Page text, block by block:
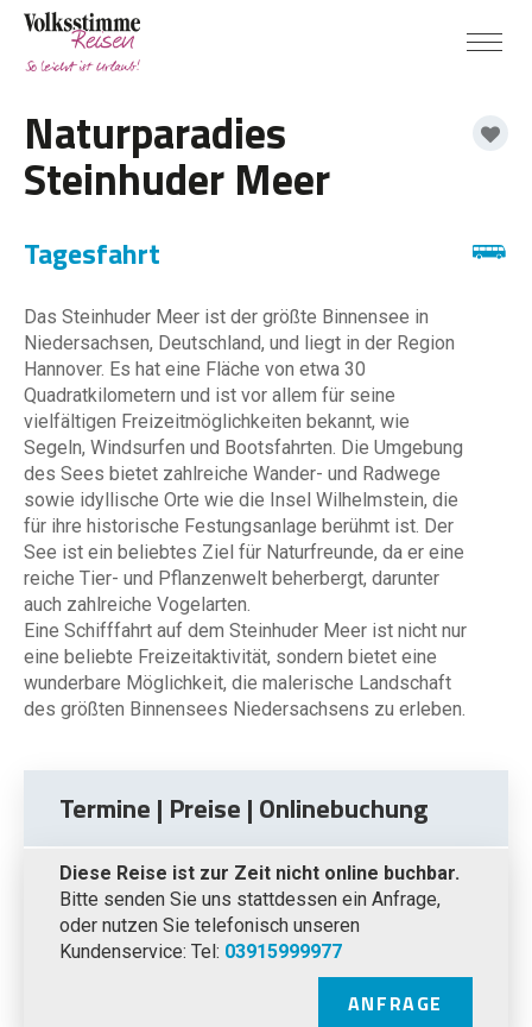
Naturparadies
Steinhuder Meer
Tagesfahrt
Das Steinhuder Meer ist der größte Binnensee in
Niedersachsen, Deutschland, und liegt in der Region
Hannover. Es hat eine Fläche von etwa 30
Quadratkilometern und ist vor allem für seine
vielfältigen Freizeitmöglichkeiten bekannt, wie
Segeln, Windsurfen und Bootsfahrten. Die Umgebung
des Sees bietet zahlreiche Wander- und Radwege
sowie idyllische Orte wie die Insel Wilhelmstein, die
für ihre historische Festungsanlage berühmt ist. Der
See ist ein beliebtes Ziel für Naturfreunde, da er eine
reiche Tier- und Pflanzenwelt beherbergt, darunter
auch zahlreiche Vogelarten.
Eine Schifffahrt auf dem Steinhuder Meer ist nicht nur
eine beliebte Freizeitaktivität, sondern bietet eine
wunderbare Möglichkeit, die malerische Landschaft
des größten Binnensees Niedersachsens zu erleben.
Termine | Preise | Onlinebuchung
Diese Reise ist zur Zeit nicht online buchbar.
Bitte senden Sie uns stattdessen ein Anfrage,
oder nutzen Sie telefonisch unseren
Kundenservice: Tel: 03915999977
ANFRAGE